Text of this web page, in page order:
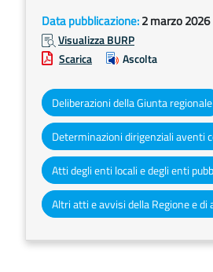
Data pubblicazione:2 marzo 2026
Visualizza BURP
Scarica
Ascolta
Deliberazioni della Giunta regionale